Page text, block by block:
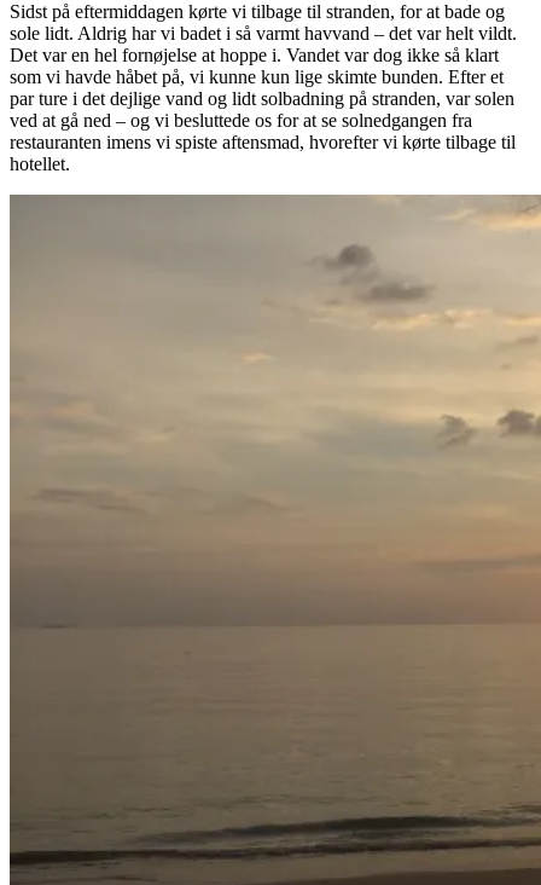
Sidst på eftermiddagen kørte vi tilbage til stranden, for at bade og
sole lidt. Aldrig har vi badet i så varmt havvand – det var helt vildt.
Det var en hel fornøjelse at hoppe i. Vandet var dog ikke så klart
som vi havde håbet på, vi kunne kun lige skimte bunden. Efter et
par ture i det dejlige vand og lidt solbadning på stranden, var solen
ved at gå ned – og vi besluttede os for at se solnedgangen fra
restauranten imens vi spiste aftensmad, hvorefter vi kørte tilbage til
hotellet.